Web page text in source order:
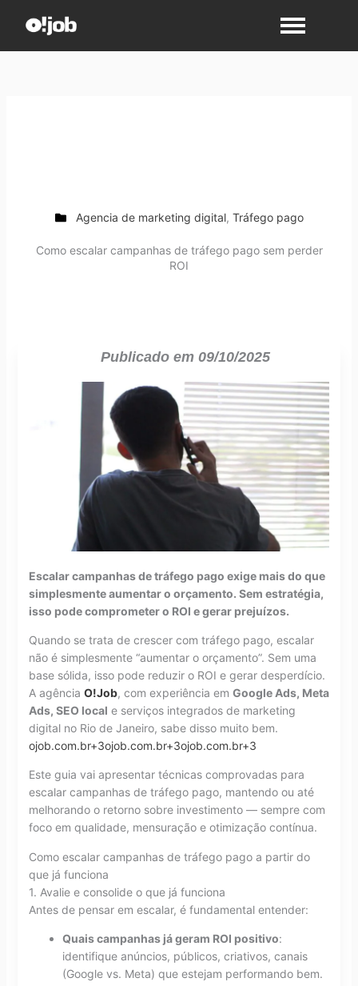
Agencia de marketing digital, Tráfego pago
Como escalar campanhas de tráfego pago sem perder
ROI
Publicado em 09/10/2025
Escalar campanhas de tráfego pago exige mais do que
simplesmente aumentar o orçamento. Sem estratégia,
isso pode comprometer o ROI e gerar prejuízos.
Quando se trata de crescer com tráfego pago, escalar
não é simplesmente “aumentar o orçamento”. Sem uma
base sólida, isso pode reduzir o ROI e gerar desperdício.
A agência O!Job, com experiência em Google Ads, Meta
Ads, SEO local e serviços integrados de marketing
digital no Rio de Janeiro, sabe disso muito bem.
ojob.com.br+3ojob.com.br+3ojob.com.br+3
Este guia vai apresentar técnicas comprovadas para
escalar campanhas de tráfego pago, mantendo ou até
melhorando o retorno sobre investimento — sempre com
foco em qualidade, mensuração e otimização contínua.
Como escalar campanhas de tráfego pago a partir do
que já funciona
1. Avalie e consolide o que já funciona
Antes de pensar em escalar, é fundamental entender:
Quais campanhas já geram ROI positivo:
identifique anúncios, públicos, criativos, canais
(Google vs. Meta) que estejam performando bem.